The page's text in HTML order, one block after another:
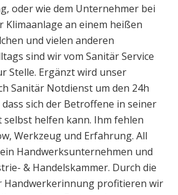
oder wie dem Unternehmer bei
Klimaanlage an einem heißen
und vielen anderen
sind wir vom Sanitär Service
Stelle. Ergänzt wird unser
Sanitär Notdienst um den 24h
dass sich der Betroffene in seiner
helfen kann. Ihm fehlen
Werkzeug und Erfahrung. All
Handwerksunternehmen und
& Handelskammer. Durch die
Handwerkerinnung profitieren wir